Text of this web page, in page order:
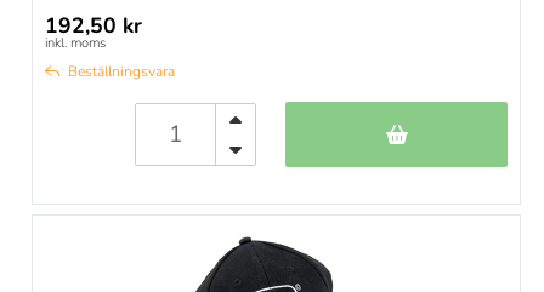
192,50 kr
inkl. moms
Beställningsvara